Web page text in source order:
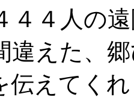
４４人の
違えた、
伝えてく